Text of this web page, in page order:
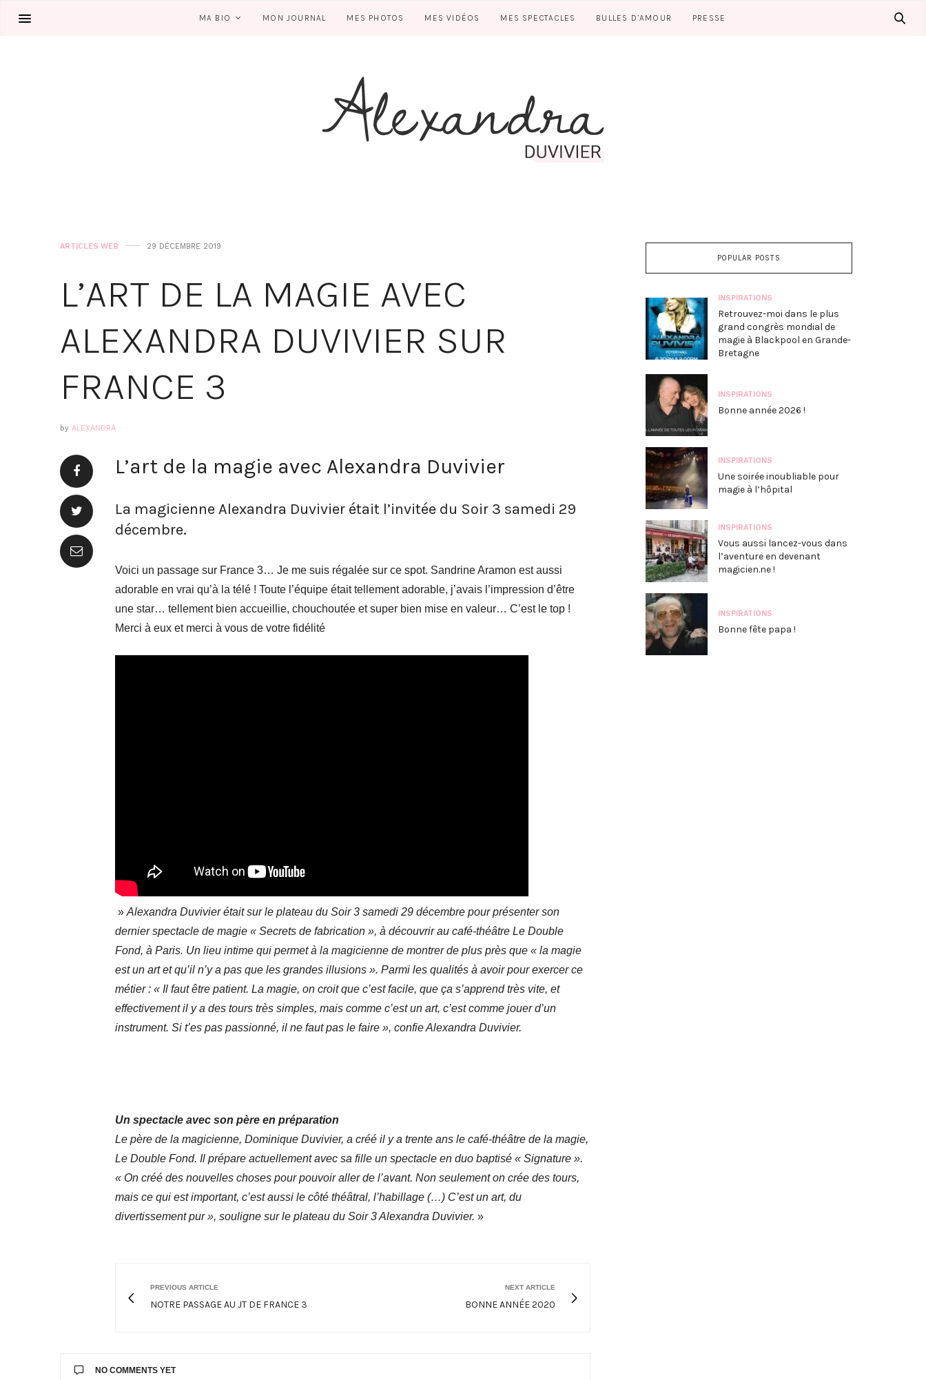
MA BIO MON JOURNAL MES PHOTOS MES VIDÉOS MES SPECTACLES BULLES D’AMOUR PRESSE
ARTICLES WEB 29 DÉCEMBRE 2019
L’ART DE LA MAGIE AVEC
ALEXANDRA DUVIVIER SUR
FRANCE 3
by ALEXANDRA
L’art de la magie avec Alexandra Duvivier
La magicienne Alexandra Duvivier était l’invitée du Soir 3 samedi 29
décembre.
Voici un passage sur France 3… Je me suis régalée sur ce spot. Sandrine Aramon est aussi
adorable en vrai qu’à la télé ! Toute l’équipe était tellement adorable, j’avais l’impression d’être
une star… tellement bien accueillie, chouchoutée et super bien mise en valeur… C’est le top !
Merci à eux et merci à vous de votre fidélité
» Alexandra Duvivier était sur le plateau du Soir 3 samedi 29 décembre pour présenter son
dernier spectacle de magie « Secrets de fabrication », à découvrir au café-théâtre Le Double
Fond, à Paris. Un lieu intime qui permet à la magicienne de montrer de plus près que « la magie
est un art et qu’il n’y a pas que les grandes illusions ». Parmi les qualités à avoir pour exercer ce
métier : « Il faut être patient. La magie, on croit que c’est facile, que ça s’apprend très vite, et
effectivement il y a des tours très simples, mais comme c’est un art, c’est comme jouer d’un
instrument. Si t’es pas passionné, il ne faut pas le faire », confie Alexandra Duvivier.
Un spectacle avec son père en préparation
Le père de la magicienne, Dominique Duvivier, a créé il y a trente ans le café-théâtre de la magie,
Le Double Fond. Il prépare actuellement avec sa fille un spectacle en duo baptisé « Signature ».
« On créé des nouvelles choses pour pouvoir aller de l’avant. Non seulement on crée des tours,
mais ce qui est important, c’est aussi le côté théâtral, l’habillage (…) C’est un art, du
divertissement pur », souligne sur le plateau du Soir 3 Alexandra Duvivier. »
PREVIOUS ARTICLE
NOTRE PASSAGE AU JT DE FRANCE 3
NEXT ARTICLE
BONNE ANNÉE 2020
NO COMMENTS YET
POPULAR POSTS
INSPIRATIONS
Retrouvez-moi dans le plus
grand congrès mondial de
magie à Blackpool en Grande-
Bretagne
INSPIRATIONS
Bonne année 2026 !
INSPIRATIONS
Une soirée inoubliable pour
magie à l’hôpital
INSPIRATIONS
Vous aussi lancez-vous dans
l’aventure en devenant
magicien.ne !
INSPIRATIONS
Bonne fête papa !